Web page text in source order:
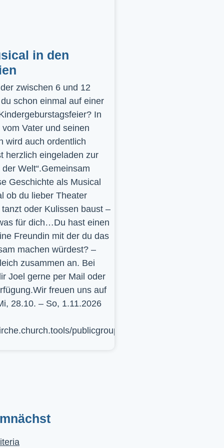
in den
zwischen 6 und 12
schon einmal auf einer
In
Vater und seinen
wird auch ordentlich
herzlich eingeladen zur
Welt“.Gemeinsam
Geschichte als Musical
ob du lieber Theater
oder Kulissen baust –
für dich…Du hast einen
Freundin mit der du das
machen würdest? –
zusammen an. Bei
Joel gerne per Mail oder
freuen uns auf
28.10. – So, 1.11.2026
publicgroup/617